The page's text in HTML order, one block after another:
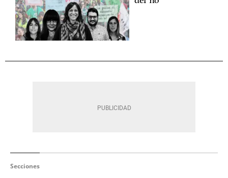
Secciones